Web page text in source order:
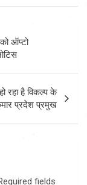
ऑप्टो
रहा है विकल्प के
प्रदेश प्रमुख
fields